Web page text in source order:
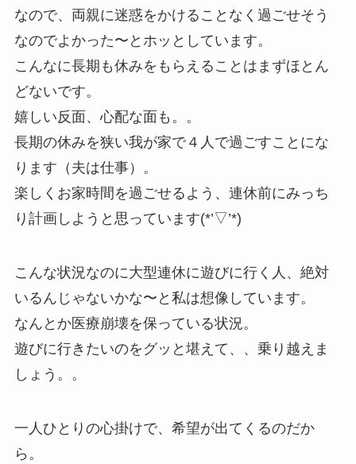
なので、両親に迷惑をかけることなく過ごせそう
なのでよかった〜とホッとしています。
こんなに長期も休みをもらえることはまずほとん
どないです。
嬉しい反面、心配な面も。。
長期の休みを狭い我が家で４人で過ごすことにな
ります（夫は仕事）。
楽しくお家時間を過ごせるよう、連休前にみっち
り計画しようと思っています(*’▽’*)
こんな状況なのに大型連休に遊びに行く人、絶対
いるんじゃないかな〜と私は想像しています。
なんとか医療崩壊を保っている状況。
遊びに行きたいのをグッと堪えて、、乗り越えま
しょう。。
一人ひとりの心掛けで、希望が出てくるのだか
ら。